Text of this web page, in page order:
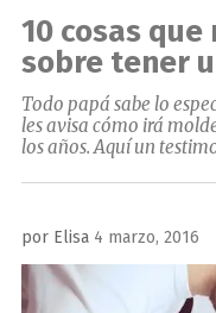
10 cosas
sobre tener
Todo papá sabe lo
les avisa cómo irá
los años. Aquí un
por Elisa Publicado
el
4 marzo, 2016